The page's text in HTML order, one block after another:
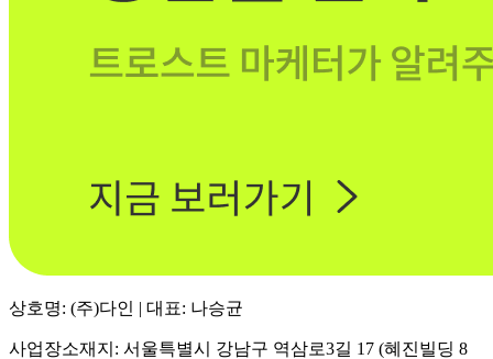
상호명: (주)다인 | 대표: 나승균
사업장소재지: 서울특별시 강남구 역삼로3길 17 (혜진빌딩 8